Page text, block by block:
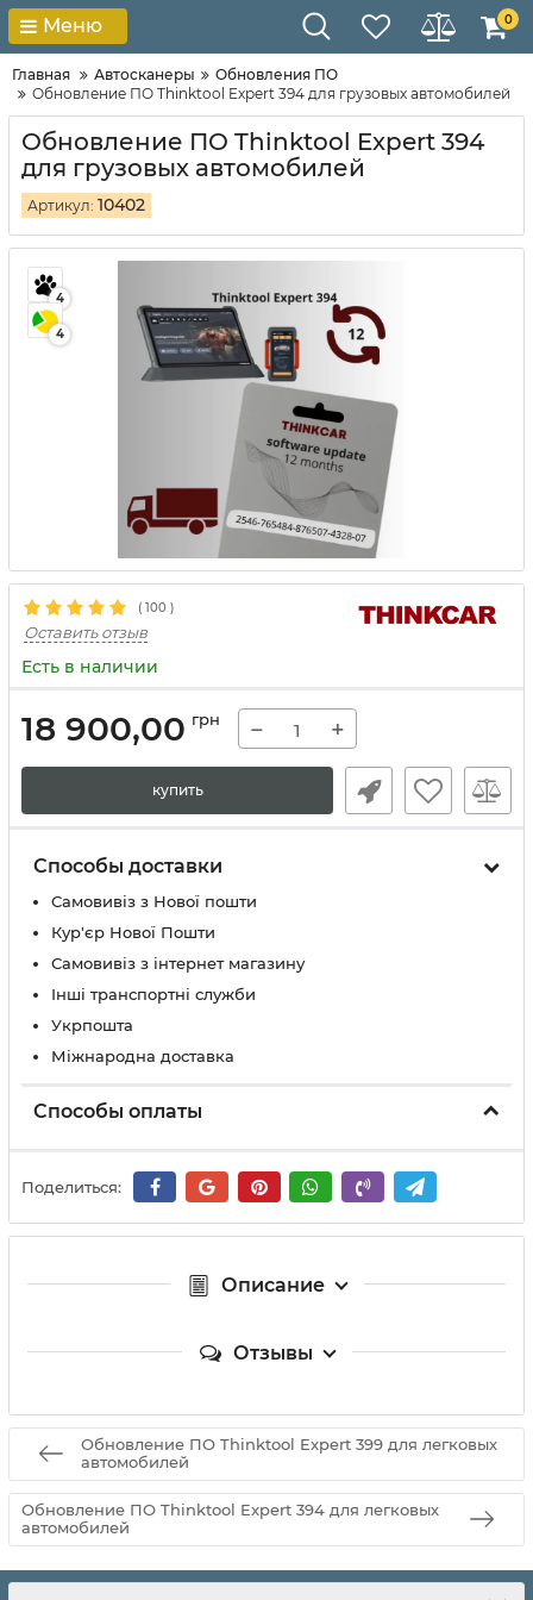
Меню 0
Главная Автосканеры
Обновления ПО
Обновление ПО Thinktool Expert 394 для грузовых автомобилей
Обновление ПО Thinktool Expert 394
для грузовых автомобилей
Артикул: 10402
4
4
( 100 )
Оставить отзыв
Есть в наличии
18 900,00 грн − +
купить
Способы доставки
Самовивіз з Нової пошти
Кур'єр Нової Пошти
Самовивіз з інтернет магазину
Інші транспортні служби
Укрпошта
Міжнародна доставка
Способы оплаты
Поделиться:
Описание
Отзывы
Обновление ПО Thinktool Expert 399 для легковых
автомобилей
Обновление ПО Thinktool Expert 394 для легковых
автомобилей